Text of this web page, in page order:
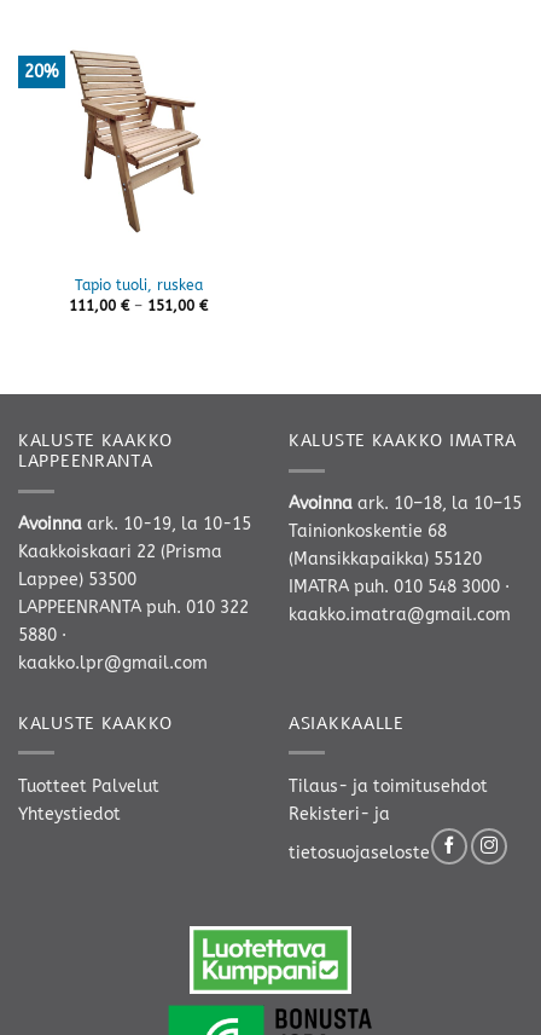
20%
Tapio tuoli, ruskea
111,00 € – 151,00 €Hintaluokka:
KALUSTE KAAKKO
LAPPEENRANTA
Avoinna ark. 10-19, la 10-15
Kaakkoiskaari 22 (Prisma
Lappee) 53500
LAPPEENRANTA puh. 010 322
5880 ·
kaakko.lpr@gmail.com
KALUSTE KAAKKO IMATRA
Avoinna ark. 10–18, la 10–15
Tainionkoskentie 68
(Mansikkapaikka) 55120
IMATRA puh. 010 548 3000 ·
kaakko.imatra@gmail.com
KALUSTE KAAKKO
Tuotteet Palvelut
Yhteystiedot
ASIAKKAALLE
Tilaus- ja toimitusehdot
Rekisteri- ja
tietosuojaseloste